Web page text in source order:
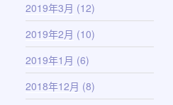
2019年3月 (12)
2019年2月 (10)
2019年1月 (6)
2018年12月 (8)